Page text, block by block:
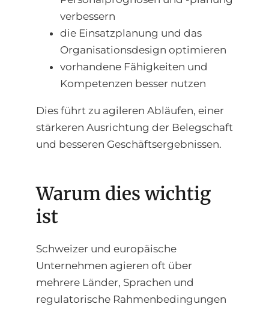
verbessern
die Einsatzplanung und das
Organisationsdesign optimieren
vorhandene Fähigkeiten und
Kompetenzen besser nutzen
Dies führt zu agileren Abläufen, einer
stärkeren Ausrichtung der Belegschaft
und besseren Geschäftsergebnissen.
Warum dies wichtig
ist
Schweizer und europäische
Unternehmen agieren oft über
mehrere Länder, Sprachen und
regulatorische Rahmenbedingungen